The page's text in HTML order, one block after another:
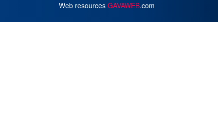
Web resources GAVAWEB.com